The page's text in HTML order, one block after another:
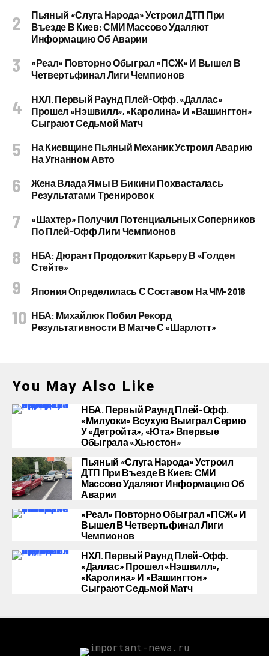
Пьяный «слуга Народа» Устроил ДТП При
Въезде В Киев: СМИ Массово Удаляют
Информацию Об Аварии
«Реал» Повторно Обыграл «ПСЖ» И Вышел В
Четвертьфинал Лиги Чемпионов
НХЛ. Первый Раунд Плей-Офф. «Даллас»
Прошел «Нэшвилл», «Каролина» И «Вашингтон»
Сыграют Седьмой Матч
На Киевщине Пьяный Механик Устроил Аварию
На Угнанном Авто
Жена Влада Ямы В Бикини Похвасталась
Результатами Тренировок
«Шахтер» Получил Потенциальных Соперников
По Плей-Офф Лиги Чемпионов
НБА: Дюрант Продолжит Карьеру В «Голден
Стейте»
Япония Определилась С Составом На ЧМ-2018
НБА: Михайлюк Побил Рекорд
Результативности В Матче С «Шарлотт»
You May Also Like
НБА. Первый Раунд Плей-Офф.
«Милуоки» Всухую Выиграл Серию
У «Детройта», «Юта» Впервые
Обыграла «Хьюстон»
Пьяный «слуга Народа» Устроил
ДТП При Въезде В Киев: СМИ
Массово Удаляют Информацию Об
Аварии
«Реал» Повторно Обыграл «ПСЖ» И
Вышел В Четвертьфинал Лиги
Чемпионов
НХЛ. Первый Раунд Плей-Офф.
«Даллас» Прошел «Нэшвилл»,
«Каролина» И «Вашингтон»
Сыграют Седьмой Матч